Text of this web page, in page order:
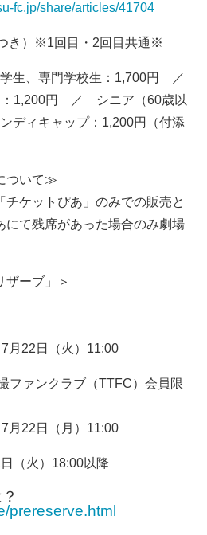
fc.jp/share/articles/41704
き）※1回目・2回目共通※
生、専門学校生：1,700円 ／
：1,200円 ／ シニア（60歳以
ディキャップ：1,200円（付添
ついて≫
チケットぴあ」のみでの販売と
にて残席があった場合のみ劇場
ザーブ」＞
月22日（火）11:00
ファンクラブ（TTFC）会員限
月22日（月）11:00
（火）18:00以降
prereserve.html